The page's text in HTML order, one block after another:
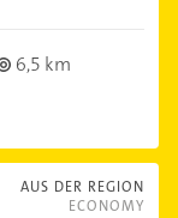
6,5 km
AUS DER REGION
ECONOMY